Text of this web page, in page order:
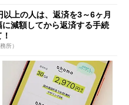
以上の人は、返済を3～6ヶ月
減額してから返済する手続
所）